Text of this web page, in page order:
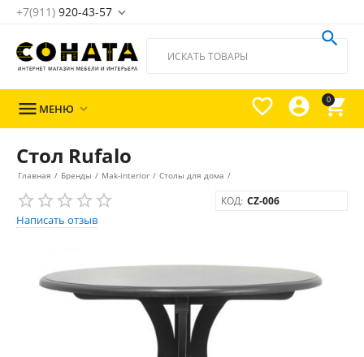
+7(911) 920-43-57 
0




 МЕНЮ 
Стол Rufalo
Главная / Бренды / Mak-interior / Столы для дома /
Написать отзыв
КОД: CZ-006